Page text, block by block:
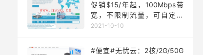
促销$15/年起，100Mbps带
宽，不限制流量，可自定义
ISO
2021-10-10
#便宜#无忧云：2核/2G/50G